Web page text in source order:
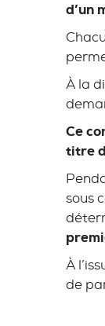
d’un
À la
Ce
titre
sous
À
de